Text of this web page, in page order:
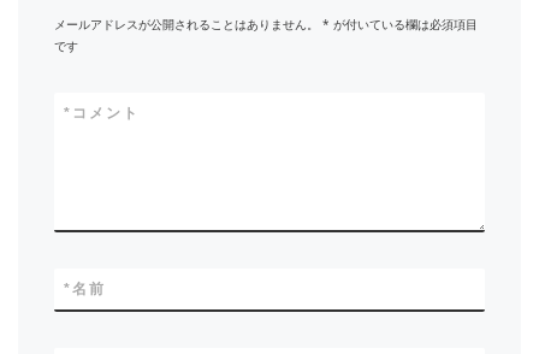
メールアドレスが公開されることはありません。 * が付いている欄は必須項目
です
コメント
*
名前
*